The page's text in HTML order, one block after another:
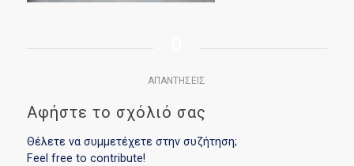
ΑΠΑΝΤΉΣΕΙΣ
Αφήστε το σχόλιό σας
Θέλετε να συμμετέχετε στην συζήτηση;
Feel free to contribute!